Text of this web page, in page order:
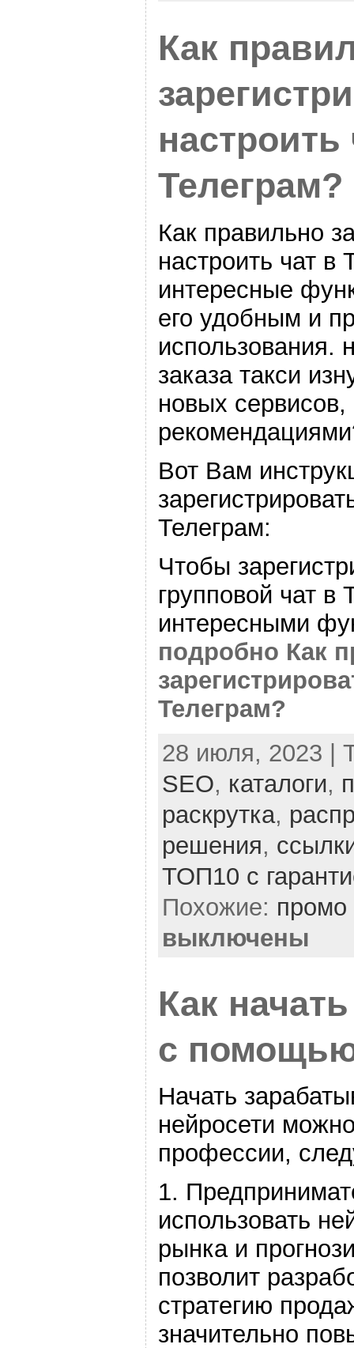
Как
настроить
Телеграм?
Как правильно
настроить чат в
интересные
его удобным и
использования.
заказа такси
новых
Вот Вам
Телеграм:
Чтобы
групповой чат в
интересными
подробно Как
Телеграм?
28 июля, 2023 |
SEO, каталоги,
раскрутка,
решения,
ТОП10 с
Похожие: промо
выключены
Как
с
Начать
нейросети
профессии,
1.
использовать
рынка и
позволит
стратегию
значительно